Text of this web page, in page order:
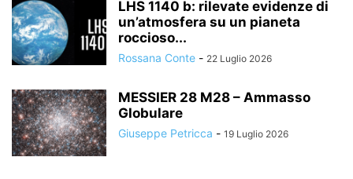
LHS 1140 b: rilevate evidenze di
un’atmosfera su un pianeta
roccioso...
Rossana Conte - 22 Luglio 2026
MESSIER 28 M28 – Ammasso
Globulare
Giuseppe Petricca - 19 Luglio 2026